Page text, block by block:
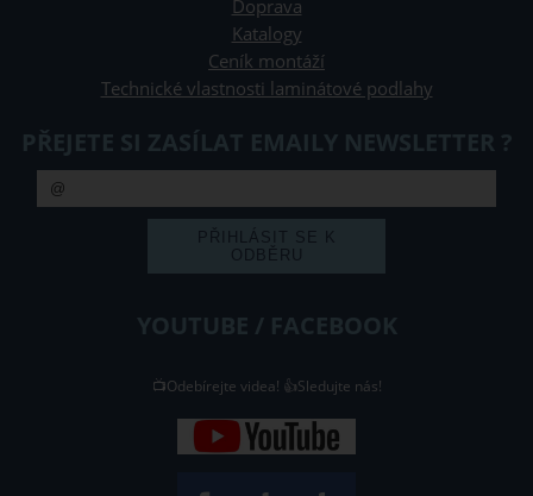
Doprava
Katalogy
Ceník montáží
Technické vlastnosti laminátové podlahy
PŘEJETE SI ZASÍLAT EMAILY NEWSLETTER ?
YOUTUBE / FACEBOOK
📺Odebírejte videa! 👍Sledujte nás!